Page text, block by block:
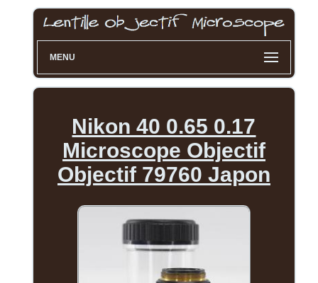
MENU
Nikon 40 0.65 0.17
Microscope Objectif
Objectif 79760 Japon